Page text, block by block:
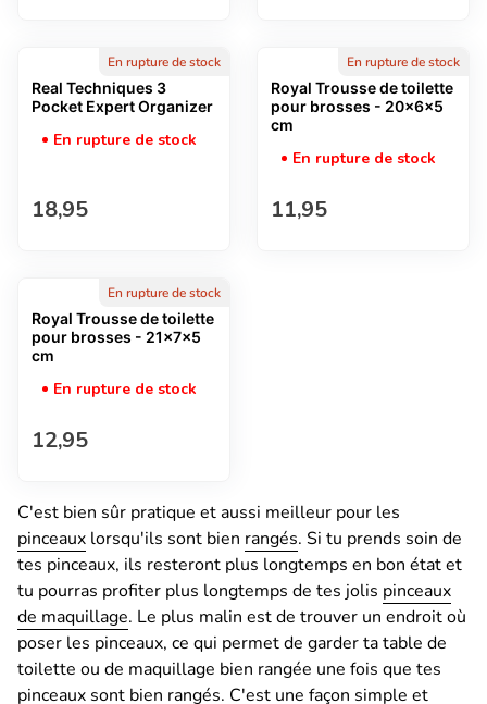
En rupture de stock
Real Techniques 3
Pocket Expert Organizer
En rupture de stock
Prix normal
18,95
En rupture de stock
Royal Trousse de toilette
pour brosses - 20x6x5
cm
En rupture de stock
Prix normal
11,95
En rupture de stock
Royal Trousse de toilette
pour brosses - 21x7x5
cm
En rupture de stock
Prix normal
12,95
C'est bien sûr pratique et aussi meilleur pour les
pinceaux lorsqu'ils sont bien rangés. Si tu prends soin de
tes pinceaux, ils resteront plus longtemps en bon état et
tu pourras profiter plus longtemps de tes jolis pinceaux
de maquillage. Le plus malin est de trouver un endroit où
poser les pinceaux, ce qui permet de garder ta table de
toilette ou de maquillage bien rangée une fois que tes
pinceaux sont bien rangés. C'est une façon simple et